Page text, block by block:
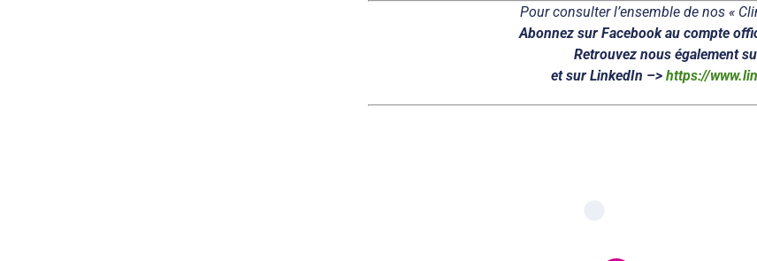
Pour consulter l’ensemble de nos «
Abonnez sur Facebook au compte
Retrouvez nous également
et sur LinkedIn –> https://